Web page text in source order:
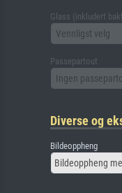
Glass (inkludert
Vennligst velg
Passepartout
Ingen
Diverse og
Bildeoppheng
Bildeoppheng